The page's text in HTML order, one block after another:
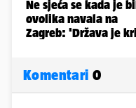
Komentari 0